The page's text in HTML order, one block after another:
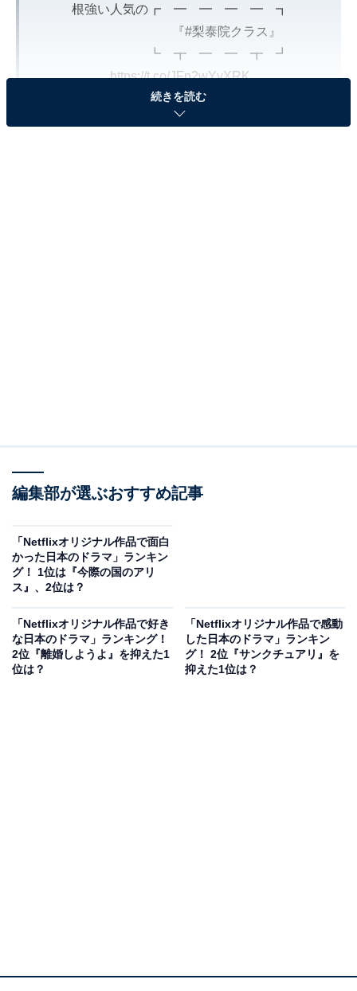
根強い人気の┏ ━ ━ ━ ━ ┓
『#梨泰院クラス 』
┗ ┳ ━ ━ ┳ ┛
https://t.co/JFp2wYyXRK
韓国で高視聴率を記録した本作?
ンガ）グループを相手に無謀な戦いを挑んでいくストー
リー。正義感の強い性格のセロイに魅了されている人が
『梨泰院クラス』を選択したアンケート回答者のコメン
トは以下のとおりです。
「恋愛もあり、復讐劇もあり、面白かった」（福岡県／
30代女性）
「恋愛要素多めかと思って見始めたら、経営についてだ
続きを読む
編集部が選ぶおすすめ記事
「Netflixオリジナル作品で面白
かった日本のドラマ」ランキン
グ！ 1位は『今際の国のアリ
ス』、2位は？
「Netflixオリジナル作品で好き
な日本のドラマ」ランキング！
2位『離婚しようよ』を抑えた1
位は？
「Netflixオリジナル作品で感動
した日本のドラマ」ランキン
グ！ 2位『サンクチュアリ』を
抑えた1位は？